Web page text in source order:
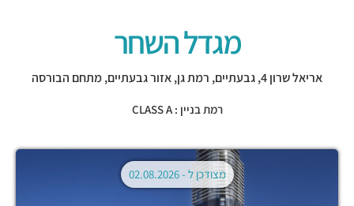
מגדל השחר
אריאל שרון 4, גבעתיים, רמת גן,אזור גבעתיים,מתחם הבורסה
רמת בניין : CLASS A
מצודכן ל -02.08.2026